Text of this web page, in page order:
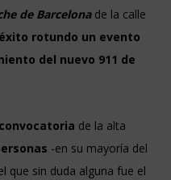
de Barcelona de la calle
rotundo un evento
del nuevo 911 de
de la alta
-en su mayoría del
que sin duda alguna fue el